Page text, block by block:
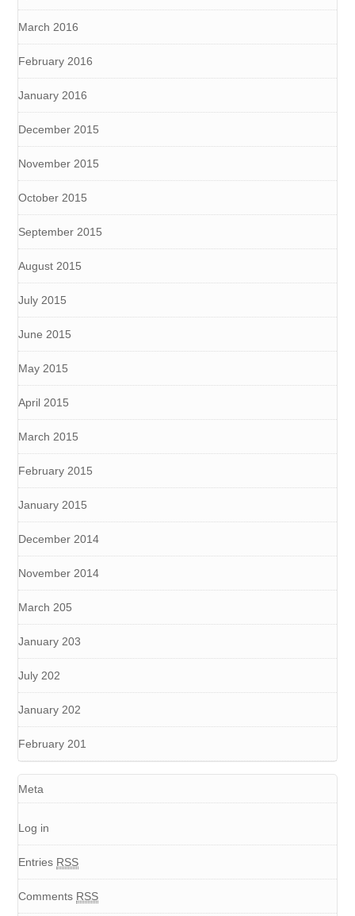
March 2016
February 2016
January 2016
December 2015
November 2015
October 2015
September 2015
August 2015
July 2015
June 2015
May 2015
April 2015
March 2015
February 2015
January 2015
December 2014
November 2014
March 205
January 203
July 202
January 202
February 201
Meta
Log in
Entries RSS
Comments RSS